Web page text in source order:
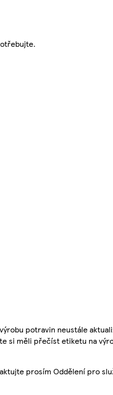
potravin neustále
si měli přečíst etiketu na
prosím Oddělení pro